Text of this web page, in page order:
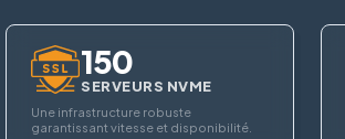
150
SERVEURS NVME
Une infrastructure robuste
garantissant vitesse et disponibilité.